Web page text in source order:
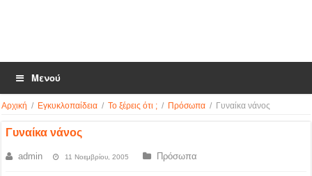
Μενού
Αρχική / Εγκυκλοπαίδεια / Το ξέρεις ότι ; / Πρόσωπα / Γυναίκα νάνος
Γυναίκα νάνος
admin 11 Νοεμβρίου, 2005 Πρόσωπα